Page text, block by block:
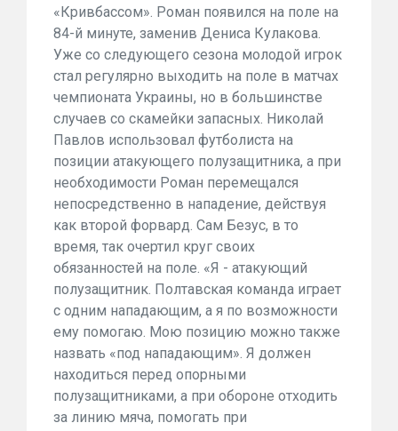
«Кривбассом». Роман появился на поле на
84-й минуте, заменив Дениса Кулакова.
Уже со следующего сезона молодой игрок
стал регулярно выходить на поле в матчах
чемпионата Украины, но в большинстве
случаев со скамейки запасных. Николай
Павлов использовал футболиста на
позиции атакующего полузащитника, а при
необходимости Роман перемещался
непосредственно в нападение, действуя
как второй форвард. Сам Безус, в то
время, так очертил круг своих
обязанностей на поле. «Я - атакующий
полузащитник. Полтавская команда играет
с одним нападающим, а я по возможности
ему помогаю. Мою позицию можно также
назвать «под нападающим». Я должен
находиться перед опорными
полузащитниками, а при обороне отходить
за линию мяча, помогать при